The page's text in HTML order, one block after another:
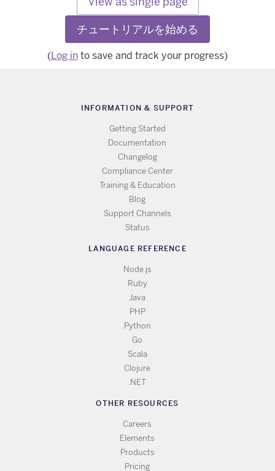
チュートリアルを始める
(Log into save and track your progress)
INFORMATION & SUPPORT
Getting Started
Documentation
Changelog
Compliance Center
Training & Education
Blog
Support Channels
Status
LANGUAGE REFERENCE
Node.js
Ruby
Java
PHP
Python
Go
Scala
Clojure
.NET
OTHER RESOURCES
Careers
Elements
Products
Pricing